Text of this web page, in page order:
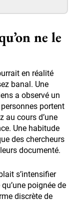
ne le
en réalité
banal. Une
a observé un
portent
au cours d’une
Une habitude
des chercheurs
documenté.
s’intensifier
poignée de
discrète de